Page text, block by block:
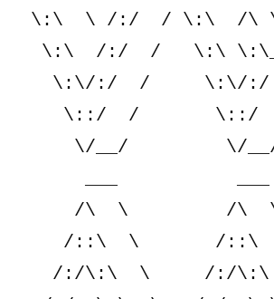
\:\  \ /:/  / \:\  /\
\:\  /:/  /   \:\
\:\/:/  /     \:\/
\::/  /
\/__/
/\  \         /
/::\  \       /
/:/\:\  \     /:/